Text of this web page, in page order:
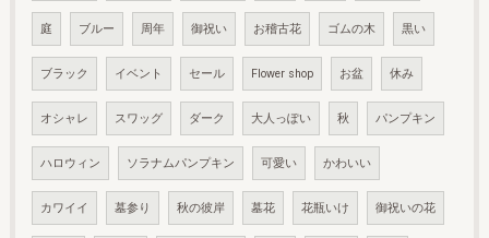
庭 ブルー 周年 御祝い お稽古花 ゴムの木 黒い
ブラック イベント セール Flower shop お盆 休み
オシャレ スワッグ ダーク 大人っぽい 秋 パンプキン
ハロウィン ソラナムパンプキン 可愛い かわいい
カワイイ 墓参り 秋の彼岸 墓花 花瓶いけ 御祝いの花